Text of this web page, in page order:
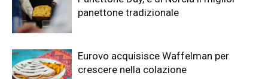
panettone tradizionale
Eurovo acquisisce Waffelman per
crescere nella colazione